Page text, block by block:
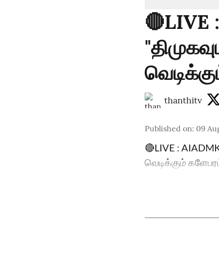
🔴LIVE
thanthitv
Published on: 09
🔴LIVE :
வெடிக்கும்